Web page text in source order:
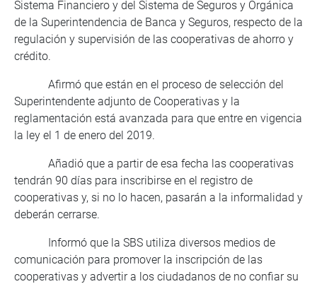
Sistema Financiero y del Sistema de Seguros y Orgánica
de la Superintendencia de Banca y Seguros, respecto de la
regulación y supervisión de las cooperativas de ahorro y
crédito.
Afirmó que están en el proceso de selección del
Superintendente adjunto de Cooperativas y la
reglamentación está avanzada para que entre en vigencia
la ley el 1 de enero del 2019.
Añadió que a partir de esa fecha las cooperativas
tendrán 90 días para inscribirse en el registro de
cooperativas y, si no lo hacen, pasarán a la informalidad y
deberán cerrarse.
Informó que la SBS utiliza diversos medios de
comunicación para promover la inscripción de las
cooperativas y advertir a los ciudadanos de no confiar su